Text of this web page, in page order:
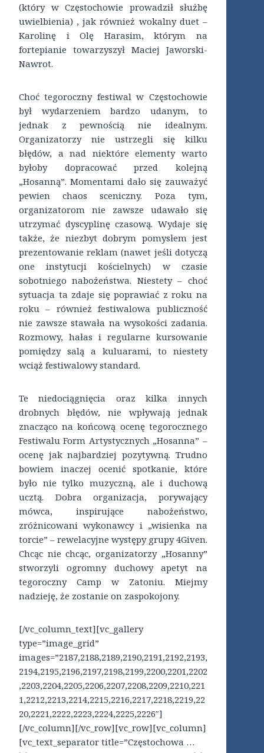
(który w Częstochowie prowadził służbę
uwielbienia) , jak również wokalny duet –
Karolinę i Olę Harasim, którym na
fortepianie towarzyszył Maciej Jaworski-
Nawrot.
Choć tegoroczny festiwal w Częstochowie
był wydarzeniem bardzo udanym, to
jednak z pewnością nie idealnym.
Organizatorzy nie ustrzegli się kilku
błędów, a nad niektóre elementy warto
byłoby dopracować przed kolejną
„Hosanną”. Momentami dało się zauważyć
pewien chaos sceniczny. Poza tym,
organizatorom nie zawsze udawało się
utrzymać dyscyplinę czasową. Wydaje się
także, że niezbyt dobrym pomysłem jest
prezentowanie reklam (nawet jeśli dotyczą
one instytucji kościelnych) w czasie
sobotniego nabożeństwa. Niestety – choć
sytuacja ta zdaje się poprawiać z roku na
roku – również festiwalowa publiczność
nie zawsze stawała na wysokości zadania.
Rozmowy, hałas i regularne kursowanie
pomiędzy salą a kuluarami, to niestety
wciąż festiwalowy standard.
Te niedociągnięcia oraz kilka innych
drobnych błędów, nie wpływają jednak
znacząco na końcową ocenę tegorocznego
Festiwalu Form Artystycznych „Hosanna” –
ocenę jak najbardziej pozytywną. Trudno
bowiem inaczej ocenić spotkanie, które
było nie tylko muzyczną, ale i duchową
ucztą. Dobra organizacja, porywający
mówca, inspirujące nabożeństwo,
zróżnicowani wykonawcy i „wisienka na
torcie” – rewelacyjne występy grupy 4Given.
Chcąc nie chcąc, organizatorzy „Hosanny”
stworzyli ogromny duchowy apetyt na
tegoroczny Camp w Zatoniu. Miejmy
nadzieję, że zostanie on zaspokojony.
[/vc_column_text][vc_gallery
type=”image_grid”
images=”2187,2188,2189,2190,2191,2192,2193,
2194,2195,2196,2197,2198,2199,2200,2201,2202
,2203,2204,2205,2206,2207,2208,2209,2210,221
1,2212,2213,2214,2215,2216,2217,2218,2219,22
20,2221,2222,2223,2224,2225,2226″]
[/vc_column][/vc_row][vc_row][vc_column]
[vc_text_separator title=”Częstochowa …